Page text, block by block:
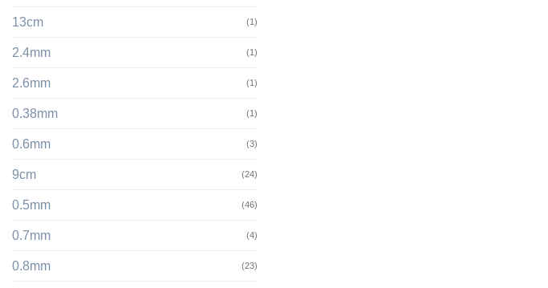
13cm (1)
2.4mm (1)
2.6mm (1)
0.38mm (1)
0.6mm (3)
9cm (24)
0.5mm (46)
0.7mm (4)
0.8mm (23)